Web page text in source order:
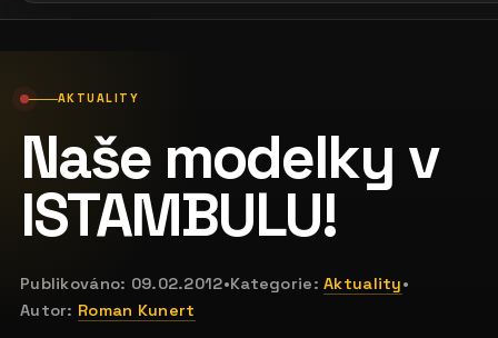
AKTUALITY
Naše modelky v
ISTAMBULU!
Publikováno: 09.02.2012•Kategorie:Aktuality•
Autor: Roman Kunert